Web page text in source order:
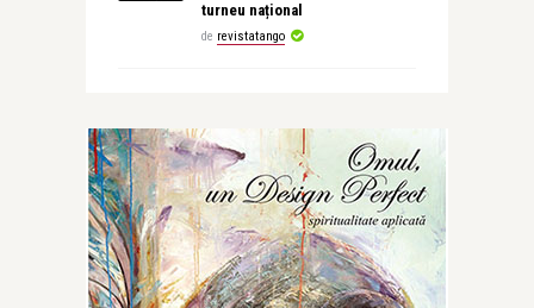
turneu național
de revistatango